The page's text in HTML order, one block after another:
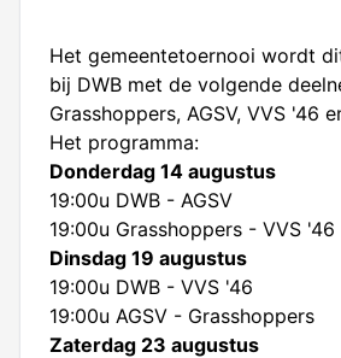
Alle teams
Club info
Bestuur
Regels & omgangsnormen
Adres & contactgegevens
Club van 50
Historie
Trainingsdagen/tijden
Leden info
Aanmelden nieuw lid
Kledingfonds
Privacyverklaring
Contributie
Vrijwilligerstaken
Sponsoren
Overzicht sponsoren
Sponsor worden
Contact sponsorcommissie
Het gemeentetoernooi wordt
bij DWB met de volgende
Grasshoppers, AGSV, VVS '46
Het programma:
Donderdag 14 augustus
19:00u DWB - AGSV
19:00u Grasshoppers - VVS '46
Dinsdag 19 augustus
19:00u DWB - VVS '46
19:00u AGSV - Grasshoppers
Zaterdag 23 augustus